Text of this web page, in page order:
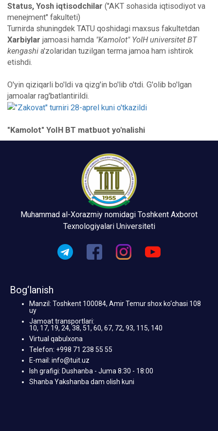
Status, Yosh iqtisodchilar ("AKT sohasida iqtisodiyot va
menejment" fakulteti)
Turnirda shuningdek TATU qoshidagi maxsus fakultetdan
Xarbiylar jamoasi hamda "Kamolot" YoIH universitet BT
kengashi a'zolaridan tuzilgan terma jamoa ham ishtirok
etishdi.
O'yin qiziqarli bo'ldi va qizg'in bo'lib o'tdi. G'olib bo'lgan
jamoalar rag'batlantirildi.
"Kamolot" YoIH BT matbuot yo'nalishi
Muhammad al-Xorazmiy nomidagi Toshkent Axborot
Texnologiyalari Universiteti
Bog‘lanish
Manzil: Toshkent 100084, Amir Temur shox ko‘chasi 108
uy
Jamoat transportlari:
10, 17, 19, 24, 38, 51, 60, 67, 72, 93, 115, 140
Virtual qabulxona
Telefon: +998 71 238 55 55
E-mail: info@tuit.uz
Ish grafigi: Dushanba - Juma 8:30 - 18:00
Shanba Yakshanba dam olish kuni